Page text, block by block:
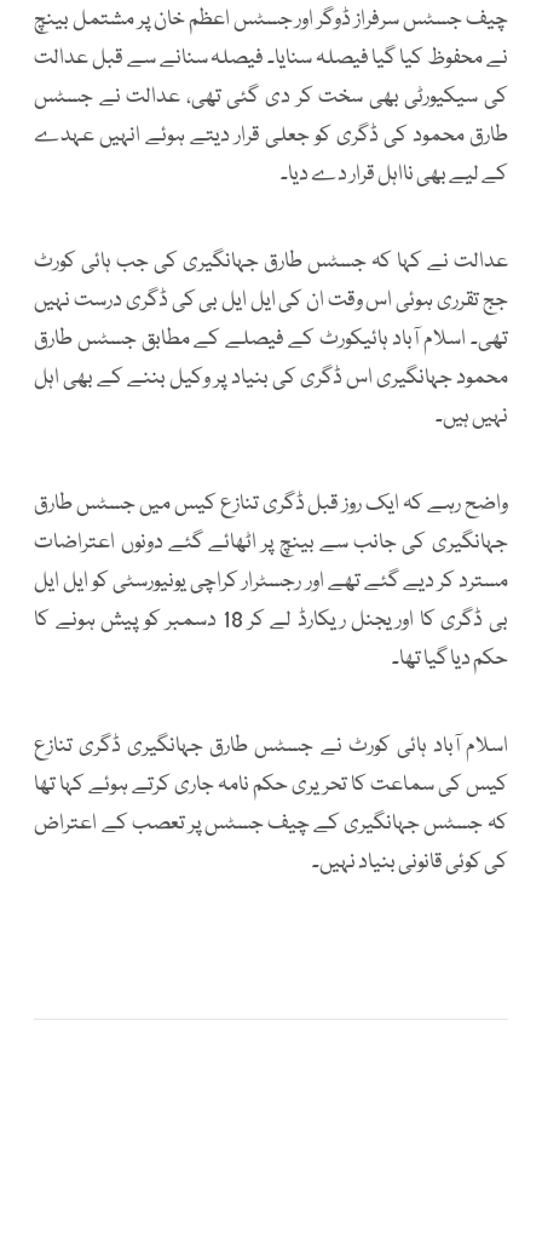
چیف جسٹس سرفراز ڈوگر اور جسٹس اعظم خان پر مشتمل بینچ
نے محفوظ کیا گیا فیصلہ سنایا۔ فیصلہ سنانے سے قبل عدالت
کی سیکیورٹی بھی سخت کر دی گئی تھی، عدالت نے جسٹس
طارق محمود کی ڈگری کو جعلی قرار دیتے ہوئے انہیں عہدے
کے لیے بھی نااہل قرار دے دیا۔
عدالت نے کہا کہ جسٹس طارق جہانگیری کی جب ہائی کورٹ
جج تقرری ہوئی اس وقت ان کی ایل ایل بی کی ڈگری درست نہیں
تھی۔ اسلام آباد ہائیکورٹ کے فیصلے کے مطابق جسٹس طارق
محمود جہانگیری اس ڈگری کی بنیاد پر وکیل بننے کے بھی اہل
نہیں ہیں۔
واضح رہے کہ ایک روز قبل ڈگری تنازع کیس میں جسٹس طارق
جہانگیری کی جانب سے بینچ پر اٹھائے گئے دونوں اعتراضات
مسترد کر دیے گئے تھے اور رجسٹرار کراچی یونیورسٹی کو ایل ایل
بی ڈگری کا اوریجنل ریکارڈ لے کر 18 دسمبر کو پیش ہونے کا
حکم دیا گیا تھا۔
اسلام آباد ہائی کورٹ نے جسٹس طارق جہانگیری ڈگری تنازع
کیس کی سماعت کا تحریری حکم نامہ جاری کرتے ہوئے کہا تھا
کہ جسٹس جہانگیری کے چیف جسٹس پر تعصب کے اعتراض
کی کوئی قانونی بنیاد نہیں۔